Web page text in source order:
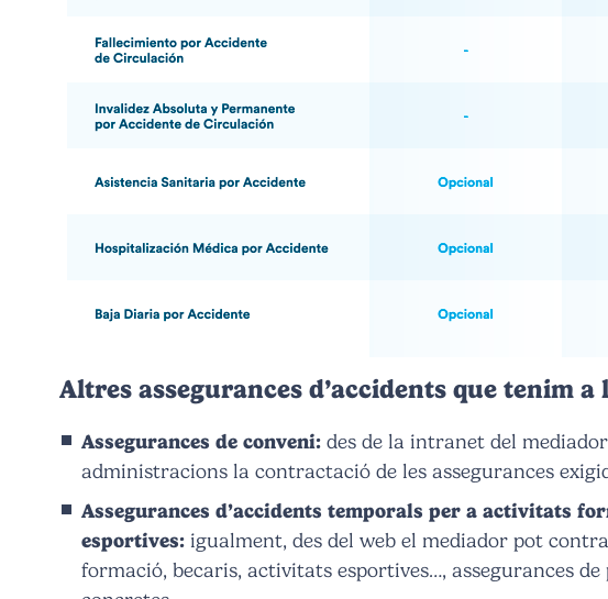
Altres assegurances d’accidents que tenim a
Assegurances de conveni: des de la intranet del
administracions la contractació de les assegurances
Assegurances d’accidents temporals per a activitats
esportives: igualment, des del web el mediador pot
formació, becaris, activitats esportives…, assegurances